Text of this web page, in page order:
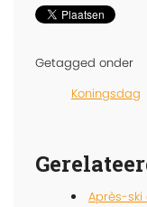
Getagged onder
Koningsdag
Après-ski